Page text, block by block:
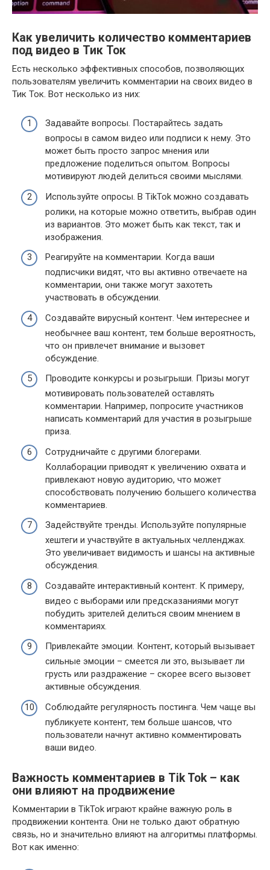
Как увеличить количество комментариев
под видео в Тик Ток
Есть несколько эффективных способов, позволяющих
пользователям увеличить комментарии на своих видео в
Тик Ток. Вот несколько из них:
Задавайте вопросы. Постарайтесь задать
вопросы в самом видео или подписи к нему. Это
может быть просто запрос мнения или
предложение поделиться опытом. Вопросы
мотивируют людей делиться своими мыслями.
Используйте опросы. В TikTok можно создавать
ролики, на которые можно ответить, выбрав один
из вариантов. Это может быть как текст, так и
изображения.
Реагируйте на комментарии. Когда ваши
подписчики видят, что вы активно отвечаете на
комментарии, они также могут захотеть
участвовать в обсуждении.
Создавайте вирусный контент. Чем интереснее и
необычнее ваш контент, тем больше вероятность,
что он привлечет внимание и вызовет
обсуждение.
Проводите конкурсы и розыгрыши. Призы могут
мотивировать пользователей оставлять
комментарии. Например, попросите участников
написать комментарий для участия в розыгрыше
приза.
Сотрудничайте с другими блогерами.
Коллаборации приводят к увеличению охвата и
привлекают новую аудиторию, что может
способствовать получению большего количества
комментариев.
Задействуйте тренды. Используйте популярные
хештеги и участвуйте в актуальных челленджах.
Это увеличивает видимость и шансы на активные
обсуждения.
Создавайте интерактивный контент. К примеру,
видео с выборами или предсказаниями могут
побудить зрителей делиться своим мнением в
комментариях.
Привлекайте эмоции. Контент, который вызывает
сильные эмоции – смеется ли это, вызывает ли
грусть или раздражение – скорее всего вызовет
активные обсуждения.
Соблюдайте регулярность постинга. Чем чаще вы
публикуете контент, тем больше шансов, что
пользователи начнут активно комментировать
ваши видео.
Важность комментариев в Tik Tok – как
они влияют на продвижение
Комментарии в TikTok играют крайне важную роль в
продвижении контента. Они не только дают обратную
связь, но и значительно влияют на алгоритмы платформы.
Вот как именно: